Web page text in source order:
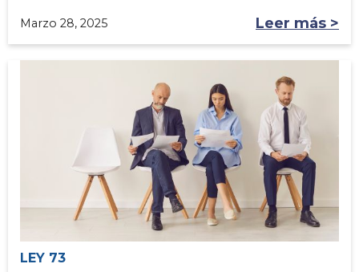
Marzo 28, 2025 Leer más >
LEY 73